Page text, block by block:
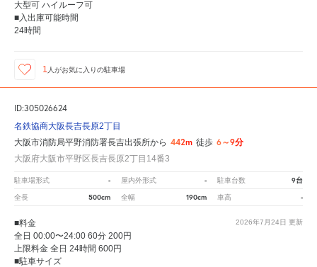
大型可 ハイルーフ可
■入出庫可能時間
24時間
1 人がお気に入りの駐車場
ID:305026624
名鉄協商大阪長吉長原2丁目
大阪市消防局平野消防署長吉出張所から 442m 徒歩 6～9分
大阪府大阪市平野区長吉長原2丁目14番3
駐車場形式 - 屋内外形式 - 駐車台数 9台
全長 500cm 全幅 190cm 車高 -
2026年7月24日 更新
■料金
全日 00:00〜24:00 60分 200円
上限料金 全日 24時間 600円
■駐車サイズ